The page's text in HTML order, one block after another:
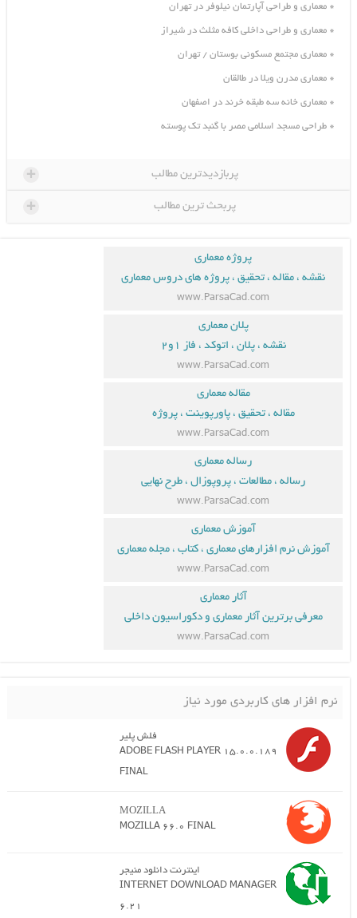
آپارتمان نیلوفر در تهران
داخلی کافه مثلث در شیراز
مسکونی بوستان / تهران
ویلا در طالقان
سه طبقه خرند در اصفهان
اسلامی مصر با گنبد تک پوسته
پربازدیدترین مطالب
پربحث ترین مطالب
، تحقیق ، پروژه های دروس معماری
www.ParsaCad.com
نقشه ، پلان ، اتوکد ، فاز ۱و۲
www.ParsaCad.com
، تحقیق ، پاورپوینت ، پروژه
www.ParsaCad.com
، مطالعات ، پروپوزال ، طرح نهایی
www.ParsaCad.com
افزارهای معماری ، کتاب ، مجله معماری
www.ParsaCad.com
آثار معماری و دکوراسیون داخلی
www.ParsaCad.com
کاربردی مورد نیاز
ADOBE FLASH PLAYER 15.0.0.189
MOZILLA 66.0 FINAL
اینترنت دانلود منیجر
INTERNET DOWNLOAD MANAGER